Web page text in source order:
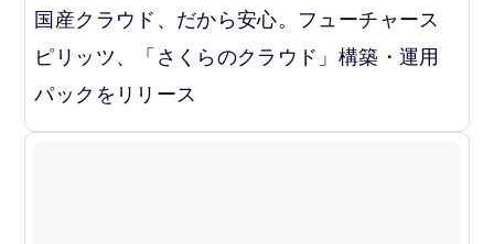
国産クラウド、だから安心。フューチャース
ピリッツ、「さくらのクラウド」構築・運用
パックをリリース